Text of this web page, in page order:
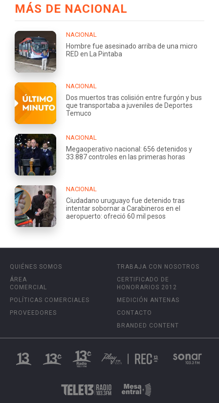
MÁS DE NACIONAL
NACIONAL
Hombre fue asesinado arriba de una micro
RED en La Pintaba
NACIONAL
Dos muertos tras colisión entre furgón y bus
que transportaba a juveniles de Deportes
Temuco
NACIONAL
Megaoperativo nacional: 656 detenidos y
33.887 controles en las primeras horas
NACIONAL
Ciudadano uruguayo fue detenido tras
intentar sobornar a Carabineros en el
aeropuerto: ofreció 60 mil pesos
QUIÉNES SOMOS
ÁREA
COMERCIAL
POLÍTICAS COMERCIALES
PROVEEDORES
TRABAJA CON NOSOTROS
CERTIFICADO DE
HONORARIOS 2012
MEDICIÓN ANTENAS
CONTACTO
BRANDED CONTENT